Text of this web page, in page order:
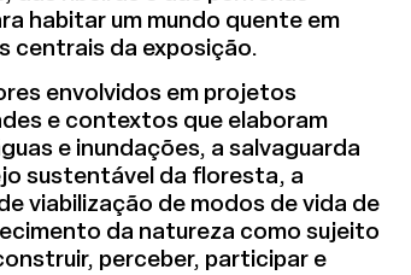
habitar um mundo quente em
centrais da exposição.
envolvidos em projetos
e contextos que elaboram
e inundações, a salvaguarda
sustentável da floresta, a
viabilização de modos de vida de
da natureza como sujeito
perceber, participar e